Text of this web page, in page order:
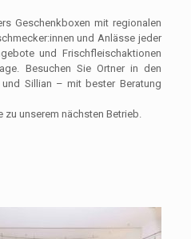
Geschenkboxen mit regionalen
und Anlässe jeder
und Frischfleischaktionen
Besuchen Sie Ortner in den
Sillian – mit bester Beratung
zu unserem nächsten Betrieb.